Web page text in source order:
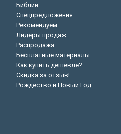
Библии
Спецпредложения
Рекомендуем
Лидеры продаж
Распродажа
Бесплатные материалы
Как купить дешевле?
Скидка за отзыв!
Рождество и Новый Год